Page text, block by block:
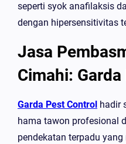
seperti syok anafilaksis
dengan hipersensitivitas
Jasa
Cimahi: Garda
Garda Pest Control hadir
hama tawon profesional
pendekatan terpadu